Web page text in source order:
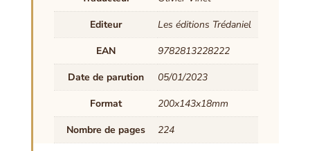
Editeur
Les éditions Trédaniel
EAN
9782813228222
Date de parution
05/01/2023
Format
200x143x18mm
Nombre de pages
224